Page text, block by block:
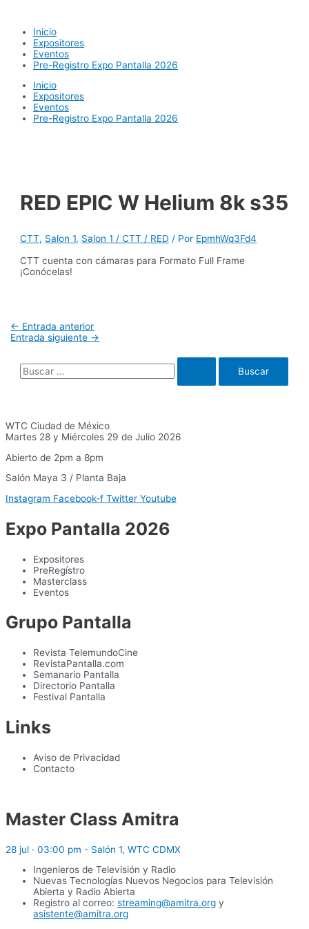
contenido
Inicio
Expositores
Eventos
Pre-Registro Expo Pantalla 2026
Inicio
Expositores
Eventos
Pre-Registro Expo Pantalla 2026
RED EPIC W Helium 8k s35
CTT, Salon 1, Salon 1 / CTT / RED / Por EpmhWq3Fd4
CTT cuenta con cámaras para Formato Full Frame
¡Conócelas!
Navegación
de
← Entrada anterior
Entrada siguiente →
B
c
a
r
:
WTC Ciudad de México
Martes 28 y Miércoles 29 de Julio 2026
Abierto de 2pm a 8pm
Salón Maya 3 / Planta Baja
Instagram Facebook-f Twitter Youtube
Expo Pantalla 2026
Expositores
PreRegístro
Masterclass
Eventos
Grupo Pantalla
Revista TelemundoCine
RevistaPantalla.com
Semanario Pantalla
Directorio Pantalla
Festival Pantalla
Links
Aviso de Privacidad
Contacto
Master Class Amitra
28 jul · 03:00 pm - Salón 1, WTC CDMX
Ingenieros de Televisión y Radio
Nuevas Tecnologías Nuevos Negocios para Televisión
Abierta y Radio Abierta
Registro al correo: streaming@amitra.org y
asistente@amitra.org